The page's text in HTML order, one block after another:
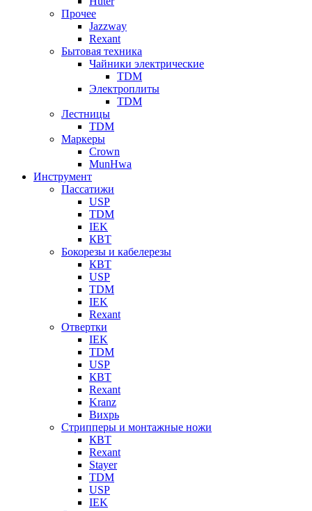
Прочее
Jazzway
Rexant
Бытовая техника
Чайники электрические
TDM
Электроплиты
TDM
Лестницы
TDM
Маркеры
Crown
MunHwa
Инструмент
Пассатижи
USP
TDM
IEK
КВТ
Бокорезы и кабелерезы
КВТ
USP
TDM
IEK
Rexant
Отвертки
IEK
TDM
USP
КВТ
Rexant
Kranz
Вихрь
Стрипперы и монтажные ножи
КВТ
Rexant
Stayer
TDM
USP
IEK